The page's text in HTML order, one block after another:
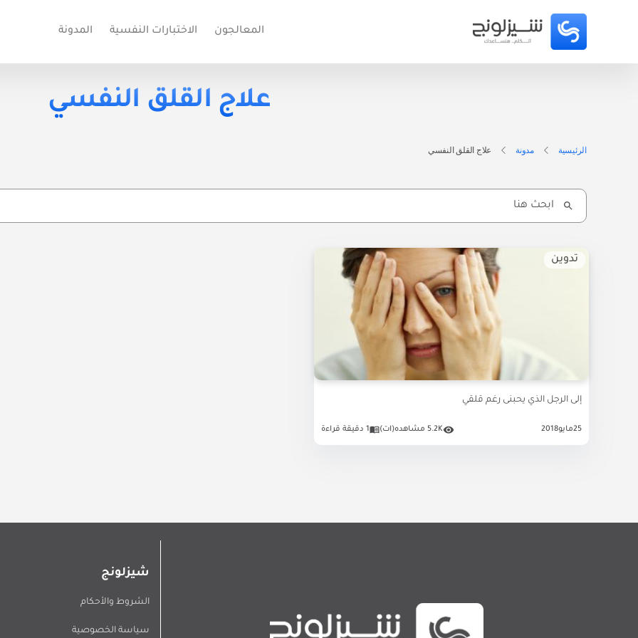
المعالجون الاختبارات النفسية المدونة
علاج القلق النفسي
الرئيسية مدونة علاج القلق النفسي
Search
تدوين
إلى الرجل الذي يحبنى رغم قلقي
25مايو2018 5.2K مشاهده(ات) 1 دقيقة قراءة
شيزلونج
الشروط والأحكام
سياسة الخصوصية